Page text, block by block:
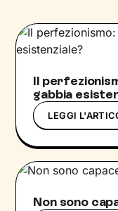
Il
gabbia
LEGGI
Non sono